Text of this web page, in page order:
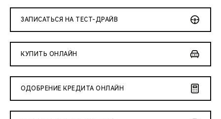
ЗАПИСАТЬСЯ НА ТЕСТ-ДРАЙВ
КУПИТЬ ОНЛАЙН
ОДОБРЕНИЕ КРЕДИТА ОНЛАЙН